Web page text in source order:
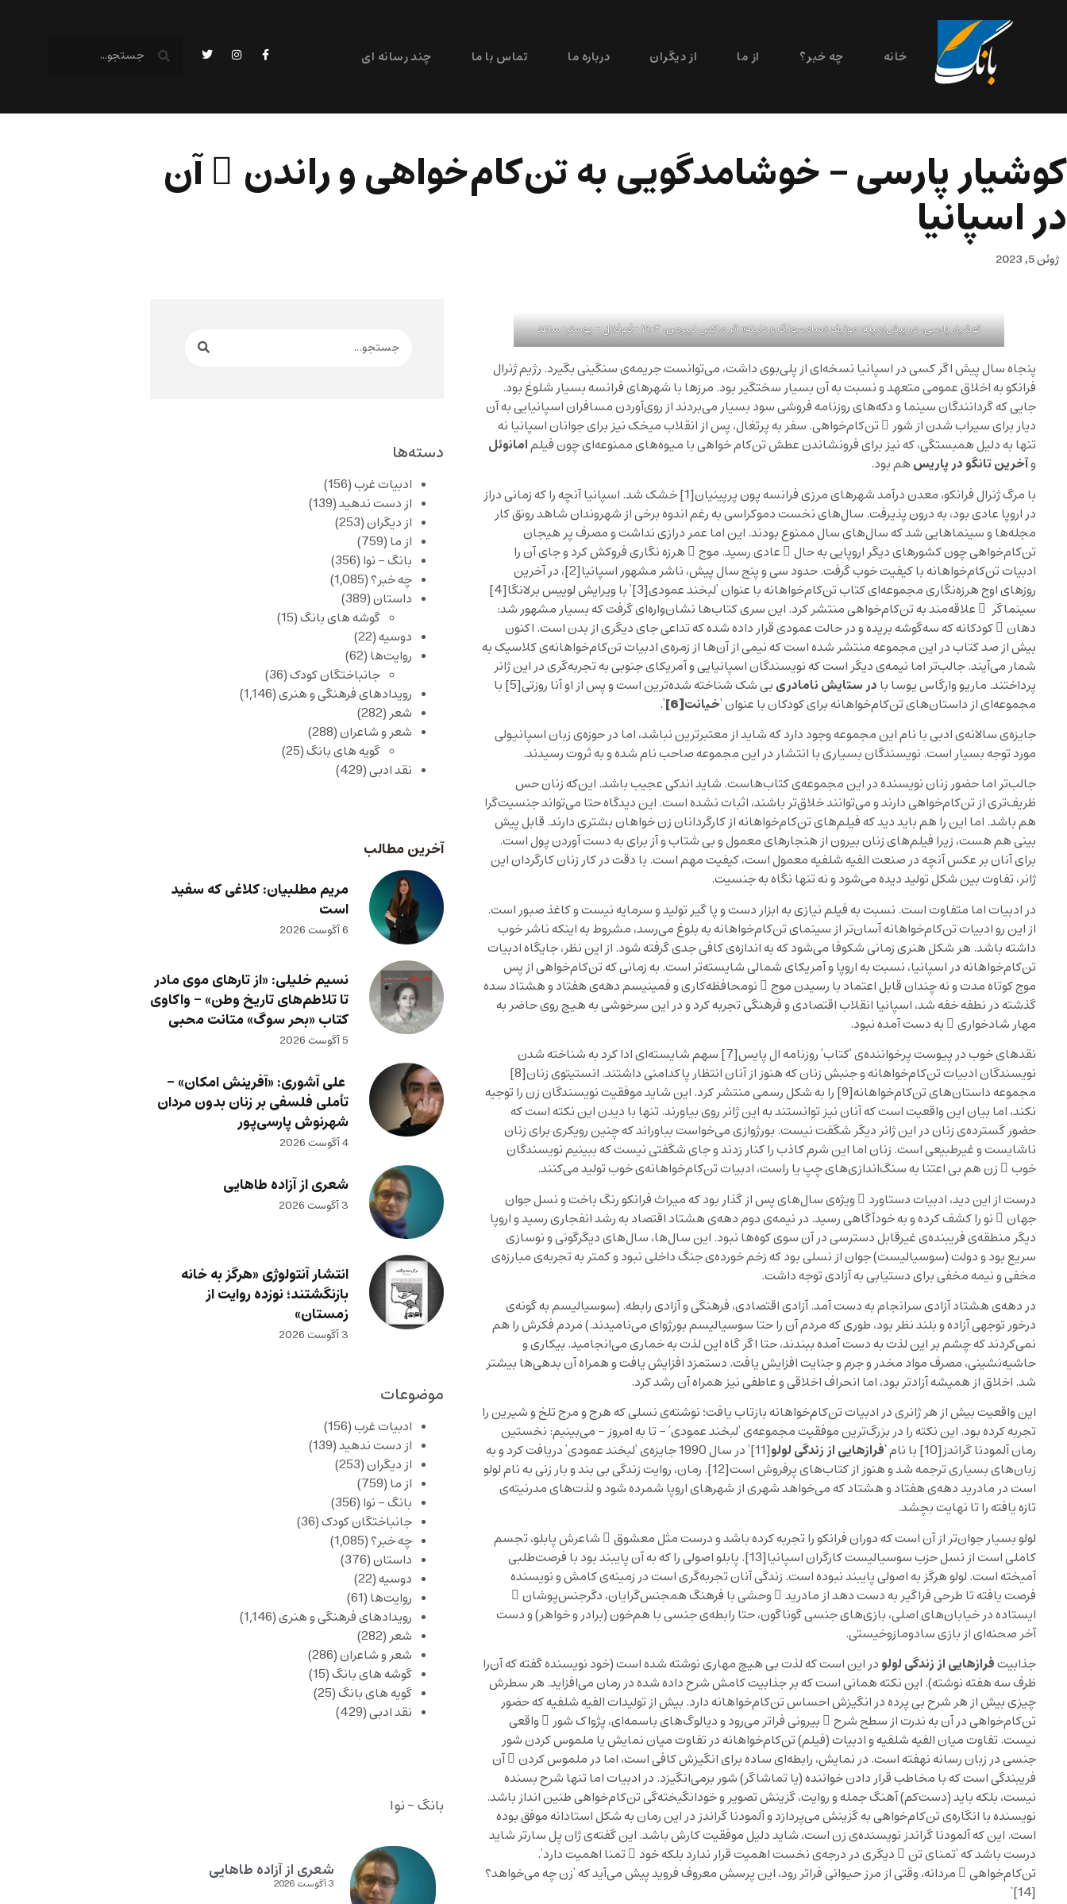
خانه چه خبر؟ از ما از دیگران درباره ما تماس با ما چند رسانه ای
کوشیار پارسی – خوشامدگویی به تن‌کام‌خواهی و راندن ِ آن
در اسپانیا
ژوئن 5, 2023
کوشیار پارسی، در پیش‌زمینه: موتیف «سامسونگ و دلیله» اثر ماکس لیبرمن، ۱۹۰۲ -فم‌فتال – پوستر: ساعد
پنجاه سال پیش اگر کسی در اسپانیا نسخه‌ای از پلی‌بوی داشت، می‌توانست جریمه‌ی سنگینی بگیرد. رژیم ژنرال
فرانکو به اخلاق عمومی متعهد و نسبت به آن بسیار سختگیر بود. مرزها با شهرهای فرانسه بسیار شلوغ بود.
جایی که گردانندگان سینما و دکه‌های روزنامه‌ فروشی سود بسیار می‌بردند از روی‌آوردن مسافران اسپانیایی به آن
دیار برای سیراب شدن از شور ِ تن‌کام‌خواهی. سفر به پرتغال، پس از انقلاب میخک نیز برای جوانان اسپانیا نه
تنها به دلیل همبستگی، که نیز برای فرونشاندن عطش تن‌کام خواهی با میوه‌های ممنوعه‌ای چون فیلمامانوئل
وآخرین تانگو در پاریس هم بود.
با مرگ ژنرال فرانکو، معدن درآمد شهرهای مرزی فرانسه پون پرپینیان[1]
خشک شد. اسپانیا آنچه را که زمانی دراز
در اروپا عادی بود، به درون پذیرفت. سال‌های نخست دموکراسی به رغم اندوه برخی از شهروندان شاهد رونق کار
مجله‌ها و سینماهایی شد که سال‌های سال ممنوع بودند. این اما عمر درازی نداشت و مصرف پر هیجان
تن‌کام‌خواهی چون کشورهای دیگر اروپایی به حال ِ عادی رسید. موج ِ هرزه نگاری فروکش کرد و جای آن را
ادبیات تن‌کام‌خواهانه با کیفیت خوب گرفت. حدود سی و پنج سال پیش، ناشر مشهور اسپانیا[2]
، در آخرین
روزهای اوج هرزه‌نگاری مجموعه‌ای کتاب تن‌کام‌خواهانه با عنوان ‘لبخند عمودی[3] ‘ با ویرایش لوییس برلانگا[4]
سینماگر ِ علاقه‌مند به تن‌کام‌خواهی منتشر کرد. این سری کتاب‌ها نشان‌واره‌‌ای گرفت که بسیار مشهور شد:
دهان ِ کودکانه که سه‌گوشه بریده و در حالت عمودی قرار داده شده که تداعی جای دیگری از بدن است. اکنون
بیش از صد کتاب در این مجموعه منتشر شده است که نیمی از آن‌ها از زمره‌ی ادبیات تن‌کام‌خواهانه‌ی کلاسیک به
شمار می‌آیند. جالب‌تر اما نیمه‌ی دیگر است که نویسندگان اسپانیایی و آمریکای جنوبی به تجربه‌گری در این ژانر
پرداختند. ماریو وارگاس یوسا با در ستایش نامادری بی شک شناخته شده‌ترین است و پس از او آنا روزتی[5]
با
مجموعه‌ای از داستان‌های تن‌کام‌خواهانه برای کودکان با عنوان ‘خیانت[6]
‘.
جایزه‌ی سالانه‌ی ادبی با نام این مجموعه وجود دارد که شاید از معتبرترین نباشد، اما در حوزه‌ی زبان اسپانیولی
مورد توجه بسیار است. نویسندگان بسیاری با انتشار در این مجموعه صاحب نام شده و به ثروت رسیدند.
جالب‌تر اما حضور زنان نویسنده در این مجموعه‌ی کتاب‌هاست. شاید اندکی عجیب باشد. این‌که زنان حس
ظریف‌تری از تن‌کام‌خواهی دارند و می‌توانند خلاق‌تر باشند، اثبات نشده است. این دیدگاه حتا می‌تواند جنسیت‌گرا
هم باشد. اما این را هم باید دید که فیلم‌های تن‌کام‌خواهانه از کارگردانان زن خواهان بشتری دارند. قابل پیش
بینی هم هست، زیرا فیلم‌های زنان بیرون از هنجارهای معمول و بی شتاب و آز برای به دست آوردن پول است.
برای آنان بر عکس آنچه در صنعت الفیه شلفیه معمول است، کیفیت مهم است. با دقت در کار زنان کارگردان این
ژانر، تفاوت بین شکل تولید دیده می‌شود و نه تنها نگاه به جنسیت.
در ادبیات اما متفاوت است. نسبت به فیلم نیازی به ابزار دست و پا گیر تولید و سرمایه نیست و کاغذ صبور است.
از این رو ادبیات تن‌کام‌خواهانه آسان‌تر از سینمای تن‌کام‌خواهانه به بلوغ می‌رسد، مشروط به اینکه ناشر خوب
داشته باشد. هر شکل هنری زمانی شکوفا می‌شود که به اندازه‌ی کافی جدی گرفته ‌شود. از این نظر، جایگاه ادبیات
تن‌کام‌خواهانه در اسپانیا، نسبت به اروپا و آمریکای شمالی شایسته‌تر است. به زمانی که تن‌کام‌خواهی از پس
موج کوتاه مدت و نه چندان قابل اعتماد با رسیدن موج ِ نومحافظه‌کاری و فمینیسم دهه‌ی هفتاد و هشتاد سده
گذشته در نطفه خفه شد، اسپانیا انقلاب اقتصادی و فرهنگی تجربه کرد و در این سرخوشی به هیچ روی حاضر به
مهار شادخواری ِ به دست آمده نبود.
نقدهای خوب در پیوست پرخواننده‌ی ‘کتاب’ روزنامه ال پایس[7]
سهم شایسته‌ای ادا کرد به شناخته شدن
نویسندگان ادبیات تن‌کام‌خواهانه و جنبش زنان که هنوز از آنان انتظار پاکدامنی داشتند. انستیتوی زنان[8]
مجموعه داستان‌های تن‌کام‌خواهانه[9]
را به شکل رسمی منتشر کرد. این شاید موفقیت نویسندگان زن را توجیه
نکند، اما بیان این واقعیت است که آنان نیز توانستند به این ژانر روی بیاورند. تنها با دیدن این نکته است که
حضور گسترده‌ی زنان در این ژانر دیگر شگفت نیست. بورژوازی می‌خواست بباوراند که چنین رویکری برای زنان
ناشایست و غیرطبیعی است. زنان اما این شرم کاذب را کنار زدند و جای شگفتی نیست که ببینیم نویسندگان
خوب ِ زن هم بی اعتنا به سنگ‌اندازی‌های چپ یا راست، ادبیات تن‌کام‌خواهانه‌ی خوب تولید می‌کنند.
درست از این دید، ادبیات دستاورد ِ ویژه‌ی سال‌های پس از گذار بود که میراث فرانکو رنگ باخت و نسل جوان
جهان ِ نو را کشف کرده و به خودآگاهی رسید. در نیمه‌ی دوم دهه‌ی هشتاد اقتصاد به رشد انفجاری رسید و اروپا
دیگر منطقه‌ی فریبنده‌ی غیرقابل دسترسی در آن سوی کوه‌ها نبود. این سال‌ها، سال‌های دیگرگونی و نوسازی
سریع بود و دولت (سوسیالیست) جوان از نسلی بود که زخم خورده‌ی جنگ داخلی نبود و کمتر به تجربه‌ی مبارزه‌ی
مخفی و نیمه مخفی برای دستیابی به آزادی توجه داشت.
در دهه‌ی هشتاد آزادی سرانجام به دست آمد. آزادی اقتصادی، فرهنگی و آزادی رابطه. (سوسیالیسم به گونه‌ی
درخور توجهی آزاده و بلند نظر بود، طوری که مردم آن را حتا سوسیالیسم بورژوای می‌نامیدند.) مردم فکرش را هم
نمی‌کردند که چشم بر این لذت به دست آمده ببندند، حتا اگر گاه این لذت به خماری می‌انجامید. بیکاری و
حاشیه‌نشینی، مصرف مواد مخدر و جرم و جنایت افزایش یافت. دستمزد افزایش یافت و همراه آن بدهی‌ها بیشتر
شد. اخلاق از همیشه آزادتر بود، اما انحراف اخلاقی و عاطفی نیز همراه آن رشد کرد.
این واقعیت بیش از هر ژانری در ادبیات تن‌کام‌خواهانه بازتاب یافت؛ نوشته‌ی نسلی که هرج و مرج تلخ و شیرین را
تجربه کرده بود. این نکته را در بزرگ‌ترین موفقیت مجموعه‌ی ‘لبخند عمودی’ – تا به امروز – می‌بینیم: نخستین
رمان آلمودنا گراندز[10] با نام‘فرازهایی از زندگی لولو[11]
‘ در سال 1990 جایزه‌ی ‘لبخند عمودی’ دریافت کرد و به
زبان‌های بسیاری ترجمه شد و هنوز از کتاب‌های پرفروش است[12]
. رمان، روایت زندگی بی بند و بار زنی به نام لولو
است در مادرید دهه‌ی هفتاد و هشتاد که می‌خواهد شهری از شهرهای اروپا شمرده شود و لذت‌های مدرنیته‌ی
تازه یافته را تا نهایت بچشد.
لولو بسیار جوان‌تر از آن است که دوران فرانکو را تجربه کرده باشد و درست مثل معشوق ِ شاعرش پابلو، تجسم
کاملی است از نسل حزب سوسیالیست کارگران اسپانیا[13]
. پابلو اصولی را که به آن پایبند بود با فرصت‌طلبی
آمیخته است. لولو هرگز به اصولی پایبند نبوده است. زندگی آنان تجربه‌گری است در زمینه‌ی کامش و نویسنده
فرصت یافته تا طرحی فراگیر به دست دهد از مادرید ِ وحشی با فرهنگ همجنس‌گرایان، دگرجنس‌پوشان ِ
ایستاده در خیابان‌های اصلی، بازی‌های جنسی گوناگون، حتا رابطه‌ی جنسی با هم‌خون (برادر و خواهر) و دست
آخر صحنه‌ای از بازی سادومازوخیستی.
جذابیتفرازهایی از زندگی لولو در این است که لذت بی هیچ مهاری نوشته شده است (خود نویسنده گفته که آن‌را
ظرف سه هفته نوشته). این نکته همانی است که بر جذابیت کامش شرح داده شده در رمان می‌افزاید. هر سطرش
چیزی بیش از هر شرح بی پرده در انگیزش احساس تن‌کام‌خواهانه دارد. بیش از تولیدات الفیه شلفیه که حضور
تن‌کام‌خواهی در آن به ندرت از سطح شرح ِ بیرونی فراتر می‌رود و دیالوگ‌های باسمه‌ای، پژواک شور ِ واقعی
نیست. تفاوت میان الفیه شلفیه و ادبیات (فیلم) تن‌کام‌خواهانه در تفاوت میان نمایش یا ملموس کردن شور
جنسی در زبان رسانه نهفته است. در نمایش، رابطه‌ای ساده برای انگیزش کافی است، اما در ملموس کردن ِ آن
فریبندگی است که با مخاطب قرار دادن خواننده (یا تماشاگر) شور برمی‌انگیزد. در ادبیات اما تنها شرح بسنده
نیست، بلکه باید (دست‌کم) آهنگ جمله و روایت، گزینش تصویر و خودانگیخته‌گی تن‌کام‌خواهی طنین انداز باشد.
نویسنده با انگاره‌ی تن‌کام‌خواهی به گزینش می‌پردازد و آلمودنا گراندز در این رمان به شکل استادانه موفق بوده
است. این که آلمودنا گراندز نویسنده‌ی زن است، شاید دلیل موفقیت کارش باشد. این گفته‌ی ژان پل سارتر شاید
درست باشد که ‘تمنای تن ِ دیگری در درجه‌ی نخست اهمیت قرار ندارد بلکه خود ِ تمنا اهمیت دارد’.
تن‌کام‌خواهی ِ مردانه، وقتی از مرز حیوانی فراتر رود، این پرسش معروف فروید پیش می‌آید که ‘زن چه می‌خواهد؟
[14]
‘
دسته‌ها
ادبیات غرب(156)
از دست ندهید(139)
از دیگران(253)
از ما (759)
بانگ – نوا (356)
چه خبر؟(1,085)
داستان(389)
گوشه های بانگ(15)
دوسیه(22)
روایت‌ها (62)
جانباختگان کودک(36)
رویدادهای فرهنگی و هنری(1,146)
شعر(282)
شعر و شاعران(288)
گویه های بانگ(25)
نقد ادبی(429)
آخرین مطالب
مریم مطلبیان: کلاغی که سفید
است
6 آگوست 2026
نسیم خلیلی: «از تارهای موی مادر
تا تلاطم‌های تاریخ وطن» – واکاوی
کتاب «بحر سوگ» متانت محبی
5 آگوست 2026
علی آشوری: «آفرینش امکان» –
تأملی فلسفی بر زنان بدون مردان
شهرنوش پارسی‌پور
4 آگوست 2026
شعری از آزاده طاهایی
3 آگوست 2026
انتشار آنتولوژی «هرگز به خانه
بازنگشتند؛ نوزده روایت از
زمستان»
3 آگوست 2026
موضوعات
ادبیات غرب(156)
از دست ندهید(139)
از دیگران(253)
از ما (759)
بانگ – نوا (356)
جانباختگان کودک(36)
چه خبر؟(1,085)
داستان(376)
دوسیه(22)
روایت‌ها (61)
رویدادهای فرهنگی و هنری(1,146)
شعر(282)
شعر و شاعران(286)
گوشه های بانگ(15)
گویه های بانگ(25)
نقد ادبی(429)
بانگ - نوا
شعری از آزاده طاهایی
3 آگوست 2026